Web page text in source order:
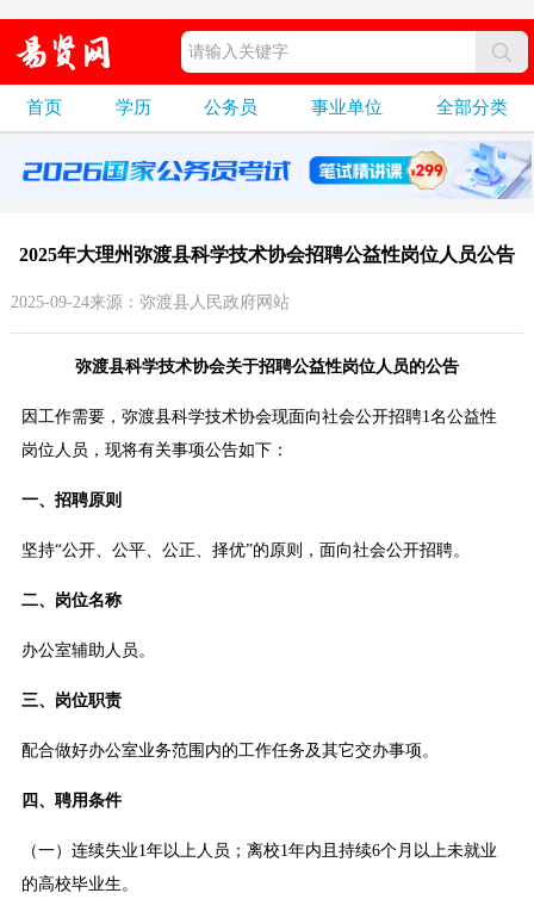
首页 学历 公务员 事业单位 全部分类
2025年大理州弥渡县科学技术协会招聘公益性岗位人员公告
2025-09-24来源：弥渡县人民政府网站
弥渡县科学技术协会关于招聘公益性岗位人员的公告
因工作需要，弥渡县科学技术协会现面向社会公开招聘1名公益性
岗位人员，现将有关事项公告如下：
一、招聘原则
坚持“公开、公平、公正、择优”的原则，面向社会公开招聘。
二、岗位名称
办公室辅助人员。
三、岗位职责
配合做好办公室业务范围内的工作任务及其它交办事项。
四、聘用条件
（一）连续失业1年以上人员；离校1年内且持续6个月以上未就业
的高校毕业生。